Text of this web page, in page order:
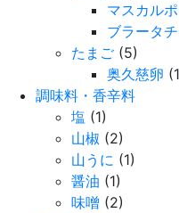
マスカル
ブラータ
たまご (5)
奥久慈卵
調味料・香辛料
塩 (1)
山椒 (2)
山うに (1)
醤油 (1)
味噌 (2)